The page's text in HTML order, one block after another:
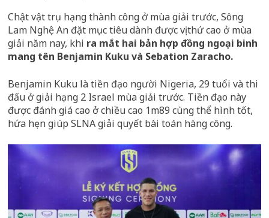
Chật vật trụ hạng thành công ở mùa giải trước, Sông
Lam Nghệ An đặt mục tiêu dành được vị thứ cao ở mùa
giải năm nay, khi ra mắt hai bản hợp đồng ngoại binh
mang tên Benjamin Kuku và Sebation Zaracho.
Benjamin Kuku là tiền đạo người Nigeria, 29 tuổi và thi
đấu ở giải hạng 2 Israel mùa giải trước. Tiền đạo này
được đánh giá cao ở chiều cao 1m89 cùng thể hình tốt,
hứa hẹn giúp SLNA giải quyết bài toán hàng công.